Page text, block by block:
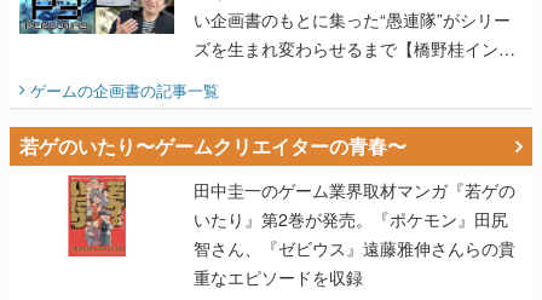
い企画書のもとに集った“愚連隊”がシリー
ズを生まれ変わらせるまで【橋野桂インタ
ゲームの企画書の記事一覧
若ゲのいたり〜ゲームクリエイターの青春〜
田中圭一のゲーム業界取材マンガ『若ゲの
いたり』第2巻が発売。『ポケモン』田尻
智さん、『ゼビウス』遠藤雅伸さんらの貴
重なエピソードを収録